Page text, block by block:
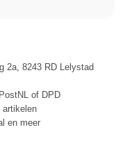
2a, 8243 RD Lelystad
of DPD
artikelen
en meer